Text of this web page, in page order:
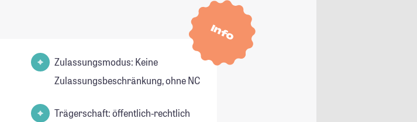
Info
Zulassungsmodus: Keine
Zulassungsbeschränkung, ohne NC
Trägerschaft: öffentlich-rechtlich